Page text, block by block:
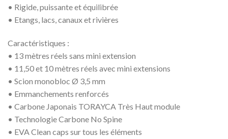
• Rigide, puissante et équilibrée
• Etangs, lacs, canaux et rivières
Caractéristiques :
• 13 mètres réels sans mini extension
• 11,50 et 10 mètres réels avec mini extensions
• Scion monobloc Ø 3,5 mm
• Emmanchements renforcés
• Carbone Japonais TORAYCA Très Haut module
• Technologie Carbone No Spine
• EVA Clean caps sur tous les éléments